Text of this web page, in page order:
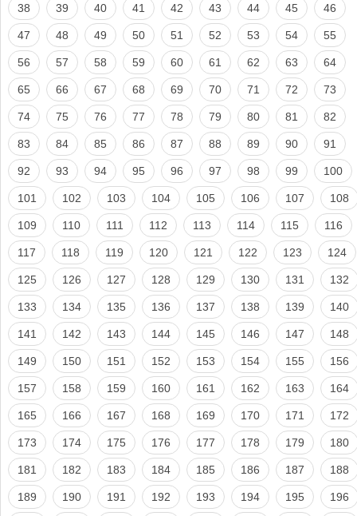
38 39 40 41 42 43 44 45 46
47 48 49 50 51 52 53 54 55
56 57 58 59 60 61 62 63 64
65 66 67 68 69 70 71 72 73
74 75 76 77 78 79 80 81 82
83 84 85 86 87 88 89 90 91
92 93 94 95 96 97 98 99 100
101 102 103 104 105 106 107 108
109 110 111 112 113 114 115 116
117 118 119 120 121 122 123 124
125 126 127 128 129 130 131 132
133 134 135 136 137 138 139 140
141 142 143 144 145 146 147 148
149 150 151 152 153 154 155 156
157 158 159 160 161 162 163 164
165 166 167 168 169 170 171 172
173 174 175 176 177 178 179 180
181 182 183 184 185 186 187 188
189 190 191 192 193 194 195 196